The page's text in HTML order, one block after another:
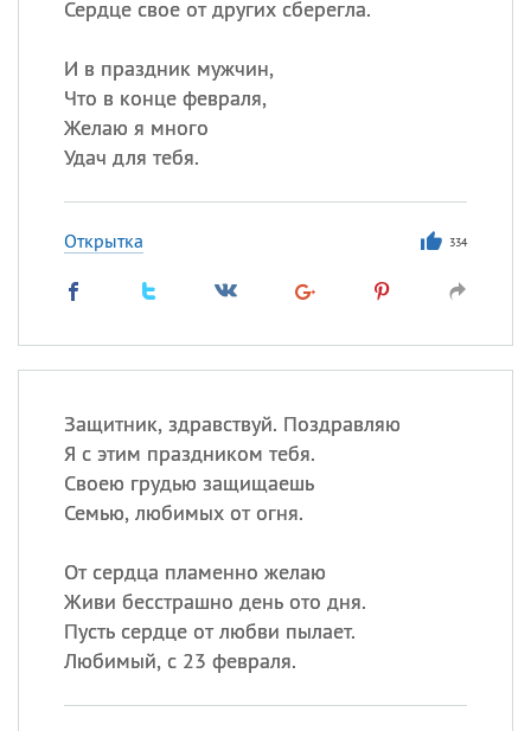
Сердце свое от других сберегла.
И в праздник мужчин,
Что в конце февраля,
Желаю я много
Удач для тебя.
Открытка 334
Защитник, здравствуй. Поздравляю
Я с этим праздником тебя.
Своею грудью защищаешь
Семью, любимых от огня.
От сердца пламенно желаю
Живи бесстрашно день ото дня.
Пусть сердце от любви пылает.
Любимый, с 23 февраля.